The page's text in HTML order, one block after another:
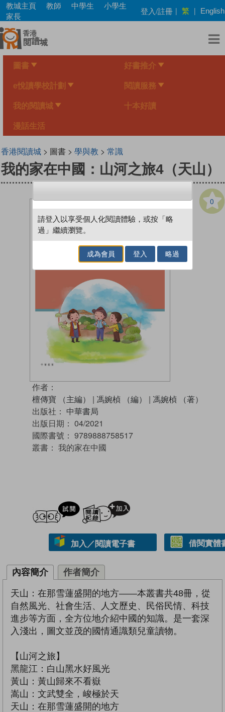
Skip
main
content
教城主頁 教師 中學生
小學生
家長
登入/註冊 | 繁 | English
圖書 好書推介
e悅讀學校計劃 閱讀服務
我的閱讀城 十本好讀
漫話生活
香港閱讀城> 圖書 > 學與教 > 常識
我的家在中國：山河之旅4（天山）
0
作者：
檀傳寶 （主編）
| 馮婉楨 （編） | 馮婉楨 （著）
出版社： 中華書局
出版日期： 04/2021
國際書號： 9789888758517
叢書： 我的家在中國
試閲
加入／閱讀電子書 借閱實體
內容簡介 作者簡介
天山：在那雪蓮盛開的地方——本叢書共48冊，從
自然風光、社會生活、人文歷史、民俗民情、科技
進步等方面，全方位地介紹中國的知識。是一套深
入淺出，圖文並茂的國情通識類兒童讀物。
【山河之旅】
黑龍江：白山黑水好風光
黃山：黃山歸來不看嶽
嵩山：文武雙全，峻極於天
天山：在那雪蓮盛開的地方
請登入以享受個人化閱讀體驗，或按「略
過」繼續瀏覽。
成為會員 登入 略過